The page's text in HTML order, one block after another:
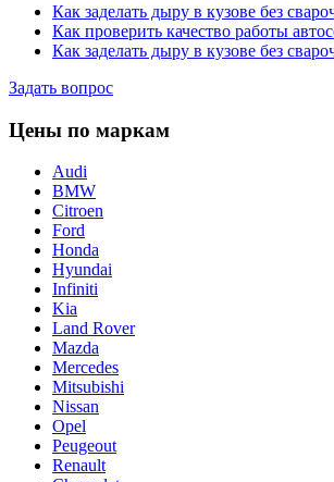
Как заделать дыру в кузове без
Как проверить качество работы
Как заделать дыру в кузове без
Задать вопрос
Цены по маркам
Audi
BMW
Citroen
Ford
Honda
Hyundai
Infiniti
Kia
Land Rover
Mazda
Mercedes
Mitsubishi
Nissan
Opel
Peugeout
Renault